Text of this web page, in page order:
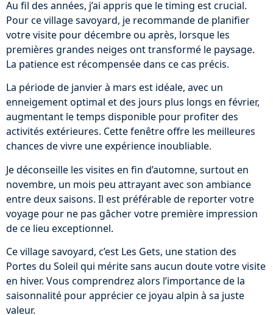
Au fil des années, j’ai appris que le timing est crucial.
Pour ce village savoyard, je recommande de planifier
votre visite pour décembre ou après, lorsque les
premières grandes neiges ont transformé le paysage.
La patience est récompensée dans ce cas précis.
La période de janvier à mars est idéale, avec un
enneigement optimal et des jours plus longs en février,
augmentant le temps disponible pour profiter des
activités extérieures. Cette fenêtre offre les meilleures
chances de vivre une expérience inoubliable.
Je déconseille les visites en fin d’automne, surtout en
novembre, un mois peu attrayant avec son ambiance
entre deux saisons. Il est préférable de reporter votre
voyage pour ne pas gâcher votre première impression
de ce lieu exceptionnel.
Ce village savoyard, c’est Les Gets, une station des
Portes du Soleil qui mérite sans aucun doute votre visite
en hiver. Vous comprendrez alors l’importance de la
saisonnalité pour apprécier ce joyau alpin à sa juste
valeur.